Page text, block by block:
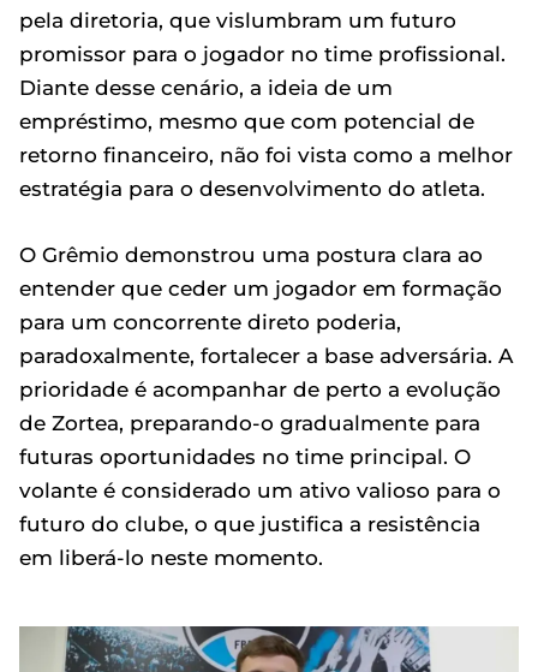
pela diretoria, que vislumbram um futuro
promissor para o jogador no time profissional.
Diante desse cenário, a ideia de um
empréstimo, mesmo que com potencial de
retorno financeiro, não foi vista como a melhor
estratégia para o desenvolvimento do atleta.
O Grêmio demonstrou uma postura clara ao
entender que ceder um jogador em formação
para um concorrente direto poderia,
paradoxalmente, fortalecer a base adversária. A
prioridade é acompanhar de perto a evolução
de Zortea, preparando-o gradualmente para
futuras oportunidades no time principal. O
volante é considerado um ativo valioso para o
futuro do clube, o que justifica a resistência
em liberá-lo neste momento.